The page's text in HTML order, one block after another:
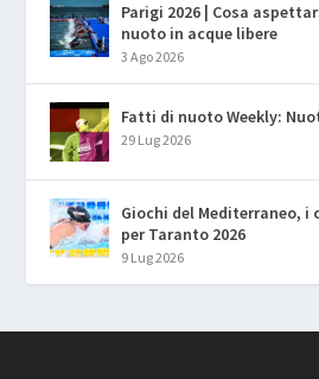
Parigi 2026 | Cosa
nuoto in acque libere
3 Ago 2026
Fatti di nuoto Weekly:
29 Lug 2026
Giochi del Mediterraneo,
per Taranto 2026
9 Lug 2026